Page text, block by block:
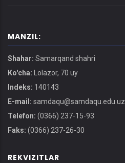
MANZIL:
Shahar: Samarqand shahri
Ko'cha: Lolazor, 70 uy
Indeks: 140143
E-mail: samdaqu@samdaqu.edu.uz
Telefon: (0366) 237-15-93
Faks: (0366) 237-26-30
REKVIZITLAR